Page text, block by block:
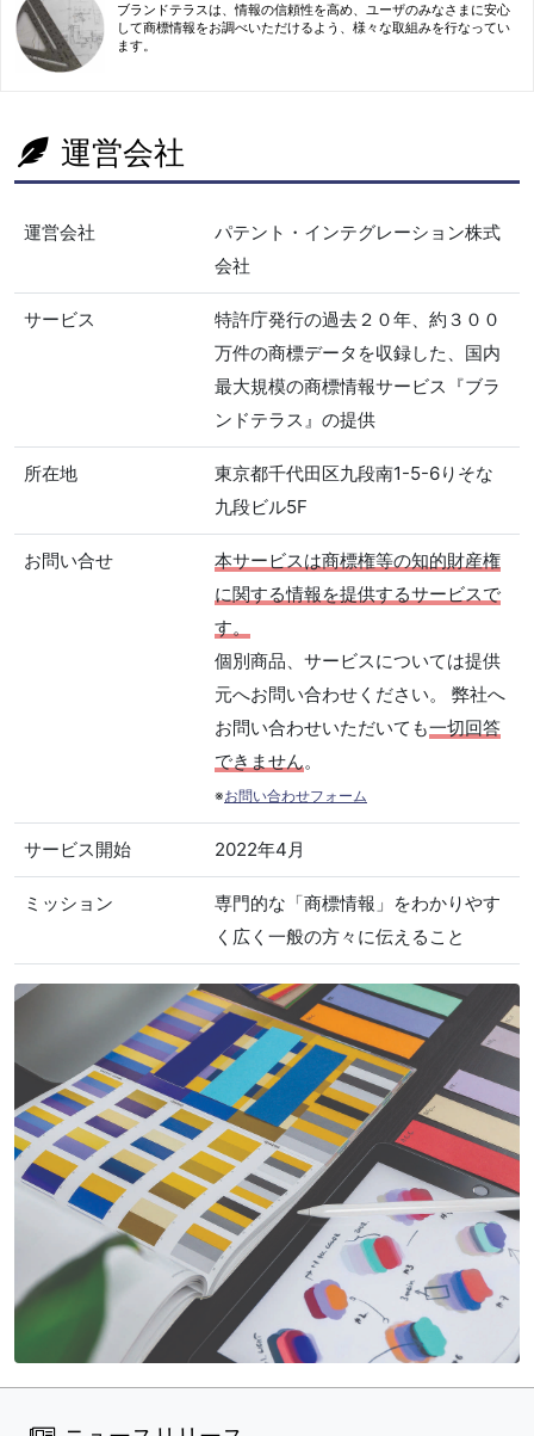
ブランドテラスは、情報の信頼性を高め、ユーザのみなさまに安心
して商標情報をお調べいただけるよう、様々な取組みを行なってい
ます。
運営会社
運営会社
パテント・インテグレーション株式
会社
サービス
特許庁発行の過去２０年、約３００
万件の商標データを収録した、国内
最大規模の商標情報サービス『ブラ
ンドテラス』の提供
所在地
東京都千代田区九段南1-5-6りそな
九段ビル5F
お問い合せ
本サービスは商標権等の知的財産権
に関する情報を提供するサービスで
す。
個別商品、サービスについては提供
元へお問い合わせください。 弊社へ
お問い合わせいただいても一切回答
できません。
※お問い合わせフォーム
サービス開始 2022年4月
ミッション
専門的な「商標情報」をわかりやす
く広く一般の方々に伝えること